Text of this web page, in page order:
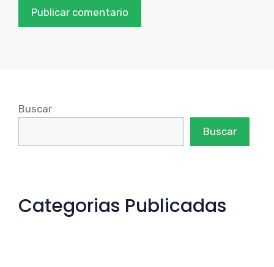
Buscar
Buscar
Categorias Publicadas